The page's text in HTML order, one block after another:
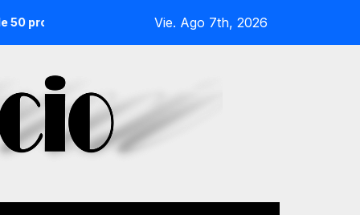
del País Vasco Cabaret despierta el Berlín de los años
Vie. Ago 7th, 2026